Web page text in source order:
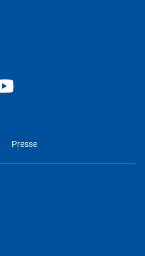
Presse